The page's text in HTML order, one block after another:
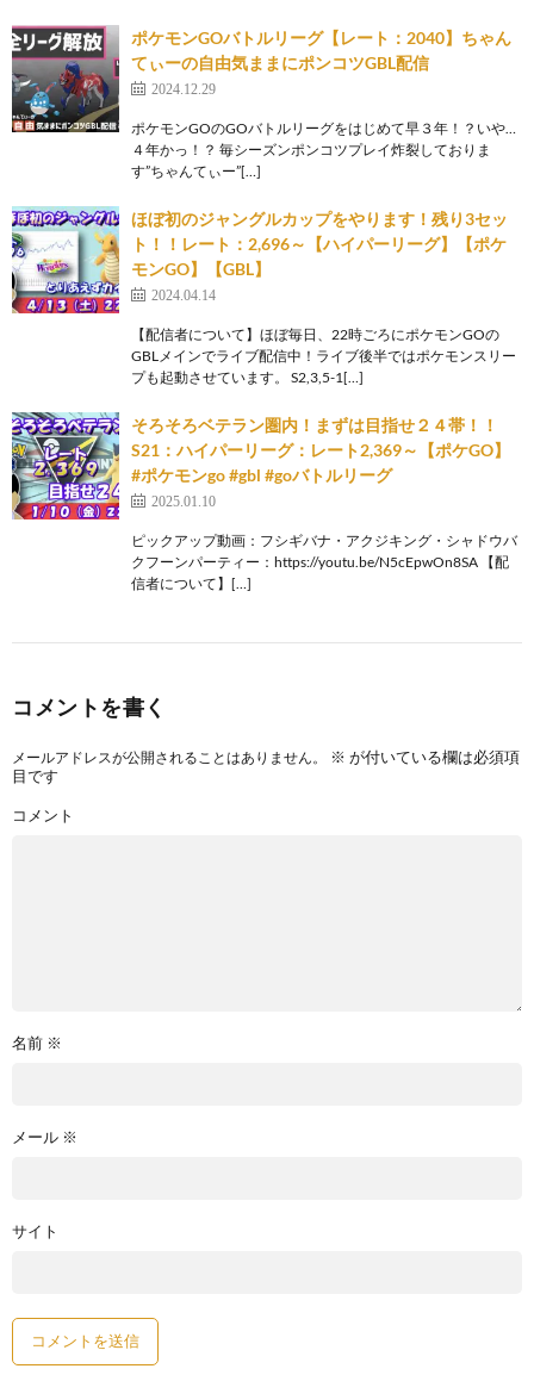
ポケモンGOバトルリーグ【レート：2040】ちゃん
てぃーの自由気ままにポンコツGBL配信
2024.12.29
ポケモンGOのGOバトルリーグをはじめて早３年！？いや…
４年かっ！？ 毎シーズンポンコツプレイ炸裂しておりま
す”ちゃんてぃー”[…]
ほぼ初のジャングルカップをやります！残り3セッ
ト！！レート：2,696～【ハイパーリーグ】【ポケ
モンGO】【GBL】
2024.04.14
【配信者について】ほぼ毎日、22時ごろにポケモンGOの
GBLメインでライブ配信中！ライブ後半ではポケモンスリー
プも起動させています。 S2,3,5-1[…]
そろそろベテラン圏内！まずは目指せ２４帯！！
S21：ハイパーリーグ：レート2,369～【ポケGO】
#ポケモンgo #gbl #goバトルリーグ
2025.01.10
ピックアップ動画：フシギバナ・アクジキング・シャドウバ
クフーンパーティー：https://youtu.be/N5cEpwOn8SA 【配
信者について】[…]
コメントを書く
メールアドレスが公開されることはありません。 ※ が付いている欄は必須項
目です
コメント
名前 ※
メール ※
サイト